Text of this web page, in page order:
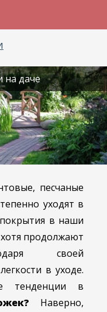
на даче
песчаные
уходят в
в наши
продолжают
своей
в уходе.
тенденции в
Наверно,